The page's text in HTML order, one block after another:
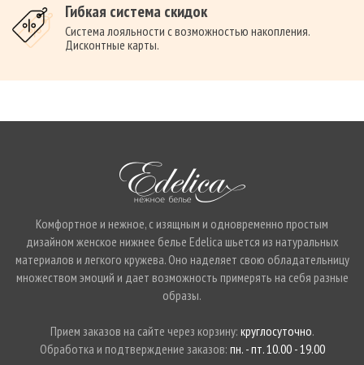
Гибкая система скидок
Система лояльности с возможностью накопления.
Дисконтные карты.
Комфортное и нежное, с изящным и одновременно простым
дизайном женское нижнее белье Edelica шьется из натуральных
материалов и легкого кружева. Оно наделяет свою обладательницу
множеством эмоций и дает возможность примерять на себя разные
образы.
Прием заказов на сайте через корзину: круглосуточно.
Обработка и подтверждение заказов: пн. - пт. 10.00 - 19.00